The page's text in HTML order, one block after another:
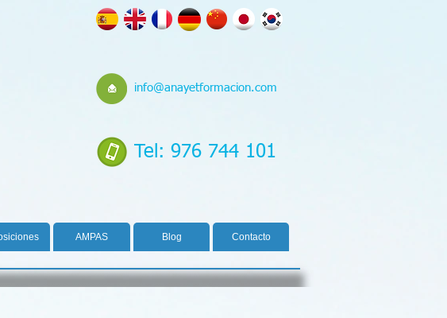
info@anayetformacion.com
Tel: 976 744 101
AMPAS Blog Contacto